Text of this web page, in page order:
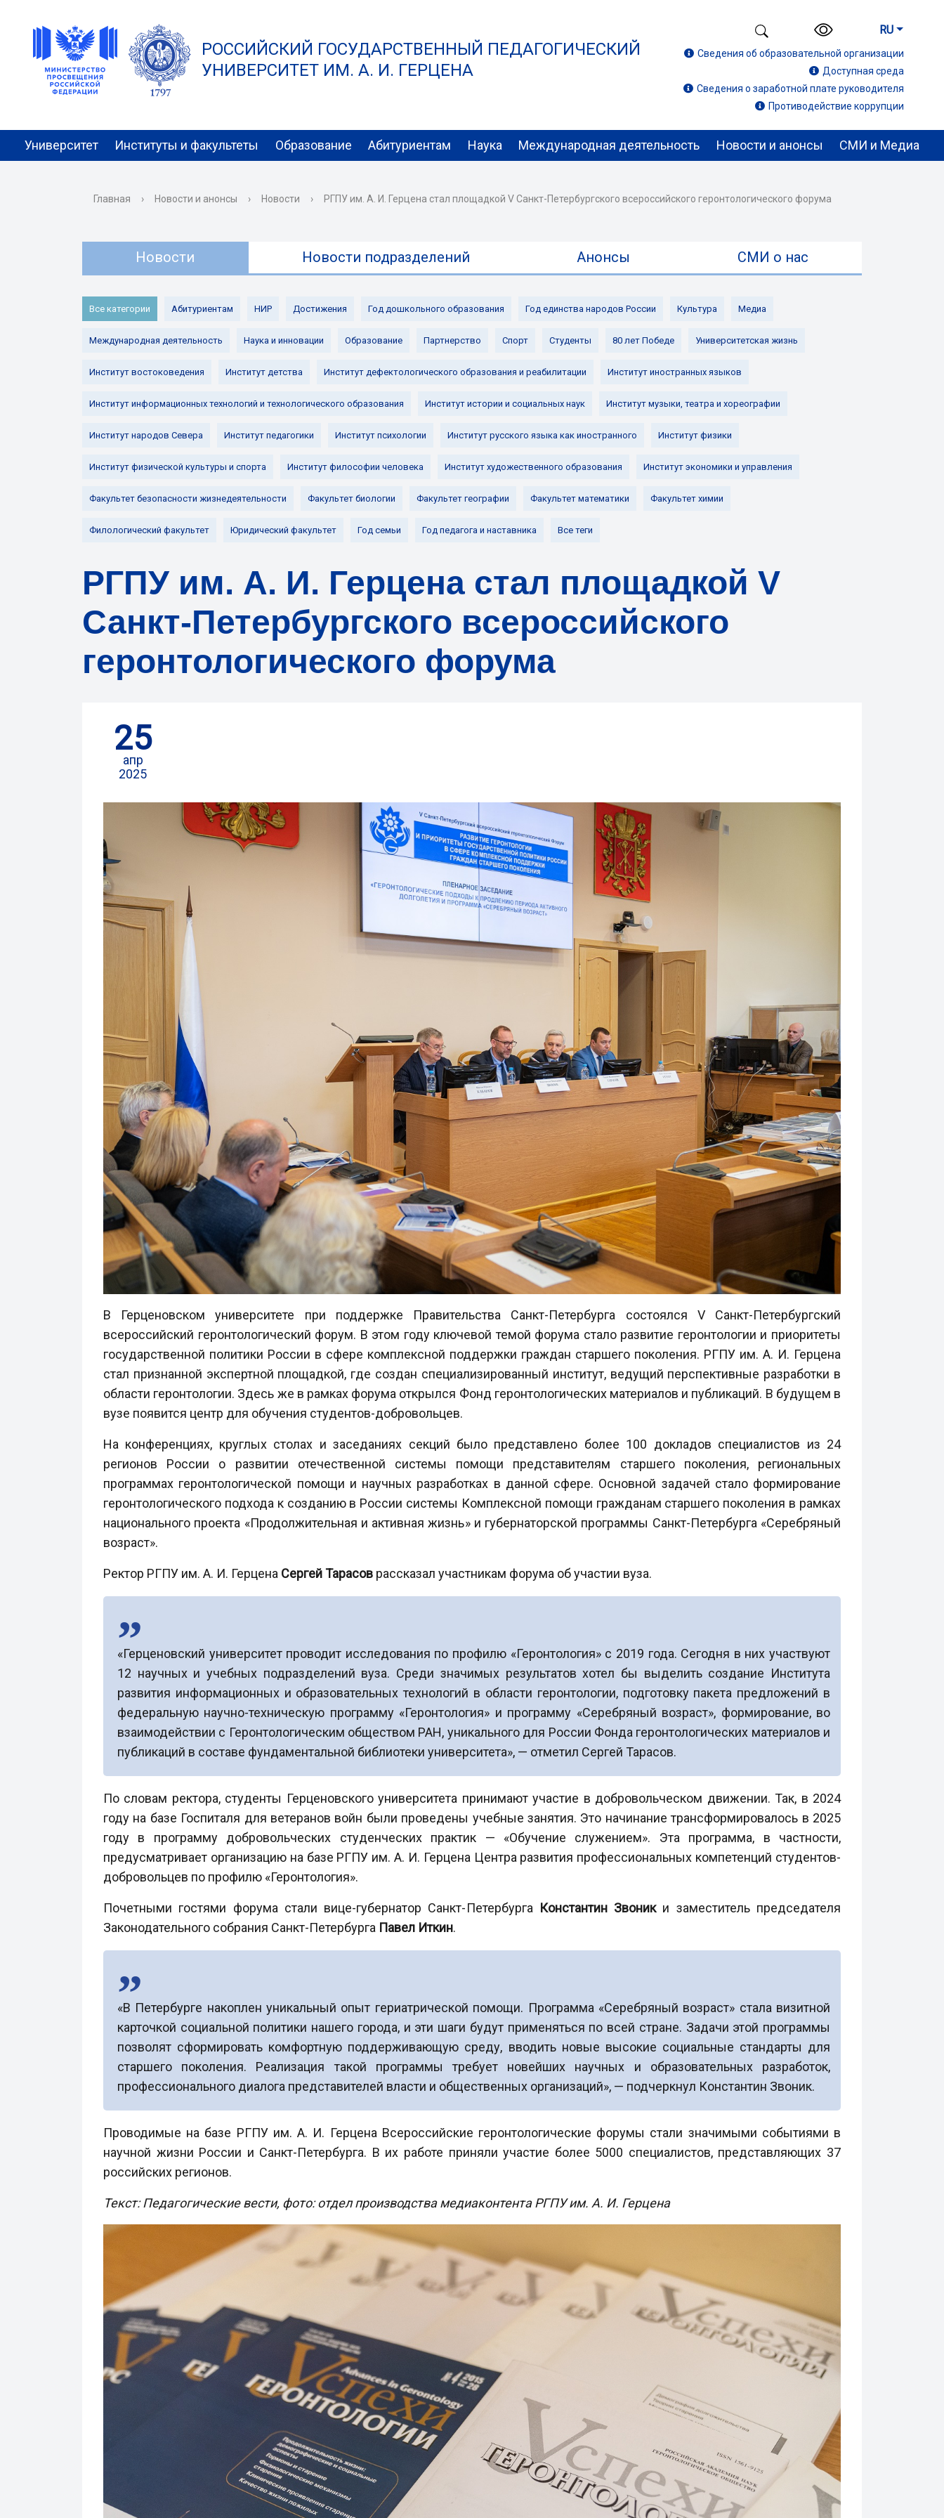
РОССИЙСКИЙ ГОСУДАРСТВЕННЫЙ ПЕДАГОГИЧЕСКИЙ
УНИВЕРСИТЕТ ИМ. А. И. ГЕРЦЕНА
RU
Сведения об образовательной организации
Доступная среда
Сведения о заработной плате руководителя
Противодействие коррупции
Университет Институты и факультеты Образование Абитуриентам Наука Международная деятельность Новости и анонсы СМИ и Медиа
Главная › Новости и анонсы › Новости › РГПУ им. А. И. Герцена стал площадкой V Санкт-Петербургского всероссийского геронтологического форума
Новости Новости подразделений Анонсы СМИ о нас
Все категории Абитуриентам НИР Достижения Год дошкольного образования Год единства народов России Культура Медиа
Международная деятельность Наука и инновации Образование Партнерство Спорт Студенты 80 лет Победе Университетская жизнь
Институт востоковедения Институт детства Институт дефектологического образования и реабилитации Институт иностранных языков
Институт информационных технологий и технологического образования Институт истории и социальных наук Институт музыки, театра и хореографии
Институт народов Севера Институт педагогики Институт психологии Институт русского языка как иностранного Институт физики
Институт физической культуры и спорта Институт философии человека Институт художественного образования Институт экономики и управления
Факультет безопасности жизнедеятельности Факультет биологии Факультет географии Факультет математики Факультет химии
Филологический факультет Юридический факультет Год семьи Год педагога и наставника Все теги
РГПУ им. А. И. Герцена стал площадкой V
Санкт-Петербургского всероссийского
геронтологического форума
25
апр
2025
В Герценовском университете при поддержке Правительства Санкт-Петербурга состоялся V Санкт-Петербургский
всероссийский геронтологический форум. В этом году ключевой темой форума стало развитие геронтологии и приоритеты
государственной политики России в сфере комплексной поддержки граждан старшего поколения. РГПУ им. А. И. Герцена
стал признанной экспертной площадкой, где создан специализированный институт, ведущий перспективные разработки в
области геронтологии. Здесь же в рамках форума открылся Фонд геронтологических материалов и публикаций. В будущем в
вузе появится центр для обучения студентов-добровольцев.
На конференциях, круглых столах и заседаниях секций было представлено более 100 докладов специалистов из 24
регионов России о развитии отечественной системы помощи представителям старшего поколения, региональных
программах геронтологической помощи и научных разработках в данной сфере. Основной задачей стало формирование
геронтологического подхода к созданию в России системы Комплексной помощи гражданам старшего поколения в рамках
национального проекта «Продолжительная и активная жизнь» и губернаторской программы Санкт-Петербурга «Серебряный
возраст».
Ректор РГПУ им. А. И. Герцена Сергей Тарасов рассказал участникам форума об участии вуза.
«Герценовский университет проводит исследования по профилю «Геронтология» с 2019 года. Сегодня в них участвуют
12 научных и учебных подразделений вуза. Среди значимых результатов хотел бы выделить создание Института
развития информационных и образовательных технологий в области геронтологии, подготовку пакета предложений в
федеральную научно-техническую программу «Геронтология» и программу «Серебряный возраст», формирование, во
взаимодействии с Геронтологическим обществом РАН, уникального для России Фонда геронтологических материалов и
публикаций в составе фундаментальной библиотеки университета», — отметил Сергей Тарасов.
По словам ректора, студенты Герценовского университета принимают участие в добровольческом движении. Так, в 2024
году на базе Госпиталя для ветеранов войн были проведены учебные занятия. Это начинание трансформировалось в 2025
году в программу добровольческих студенческих практик — «Обучение служением». Эта программа, в частности,
предусматривает организацию на базе РГПУ им. А. И. Герцена Центра развития профессиональных компетенций студентов-
добровольцев по профилю «Геронтология».
Почетными гостями форума стали вице-губернатор Санкт-Петербурга Константин Звоники заместитель председателя
Законодательного собрания Санкт-Петербурга Павел Иткин.
«В Петербурге накоплен уникальный опыт гериатрической помощи. Программа «Серебряный возраст» стала визитной
карточкой социальной политики нашего города, и эти шаги будут применяться по всей стране. Задачи этой программы
позволят сформировать комфортную поддерживающую среду, вводить новые высокие социальные стандарты для
старшего поколения. Реализация такой программы требует новейших научных и образовательных разработок,
профессионального диалога представителей власти и общественных организаций», — подчеркнул Константин Звоник.
Проводимые на базе РГПУ им. А. И. Герцена Всероссийские геронтологические форумы стали значимыми событиями в
научной жизни России и Санкт-Петербурга. В их работе приняли участие более 5000 специалистов, представляющих 37
российских регионов.
Текст: Педагогические вести, фото: отдел производства медиаконтента РГПУ им. А. И. Герцена